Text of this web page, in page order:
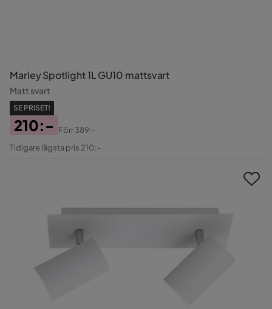
Marley Spotlight 1L GU10 mattsvart
Matt svart
SE PRISET!
Pris
210:-
Original
Förr389:-
Tidigare lägsta pris 210:-